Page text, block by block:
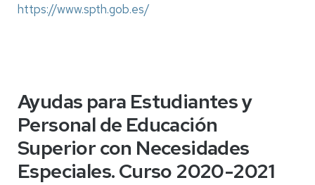
https://www.spth.gob.es/
Ayudas para Estudiantes y
Personal de Educación
Superior con Necesidades
Especiales. Curso 2020-2021